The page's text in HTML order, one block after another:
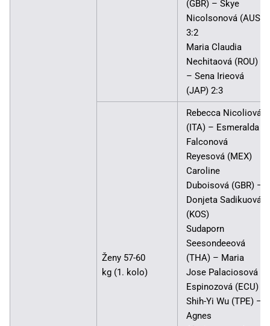
(GBR) – Skye
Nicolsonová (AUS)
3:2
Maria Claudia
Nechitaová (ROU)
– Sena Irieová
(JAP) 2:3
Ženy 57-60
kg (1. kolo)
Rebecca Nicoliová
(ITA) – Esmeralda
Falconová
Reyesová (MEX)
Caroline
Duboisová (GBR) –
Donjeta Sadikuová
(KOS)
Sudaporn
Seesondeeová
(THA) – Maria
Jose Palaciosová
Espinozová (ECU)
Shih-Yi Wu (TPE) –
Agnes